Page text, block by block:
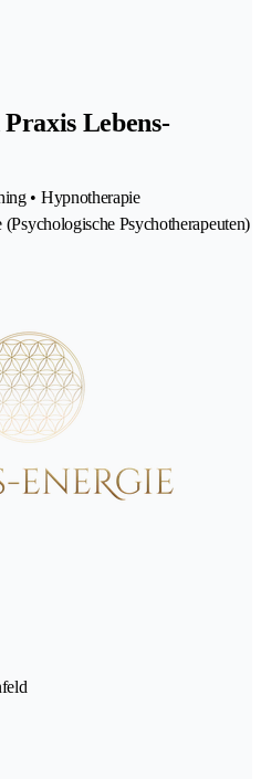
Lebens-
• Hypnotherapie
Psychotherapeuten)